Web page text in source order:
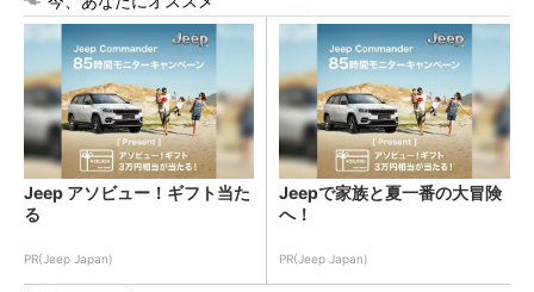
Jeep アソビュー！ギフト当た
る
PR(Jeep Japan)
Jeepで家族と夏一番の大冒険
へ！
PR(Jeep Japan)